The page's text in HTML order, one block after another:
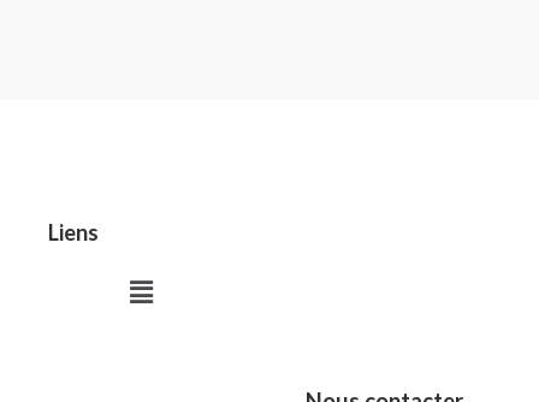
Liens
Menu